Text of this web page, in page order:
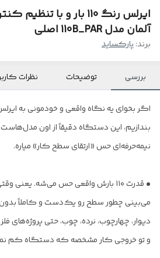
ایرلس رنگ 110 بار و با
آلمان مدل 110B_PAR اصلی
برند:پارکساید
بررسی توضیحات نظرات
بندازیم، این دستگاه دقیقاً از اون
نیمه‌حرفه‌ای حس «ارتقای سطح کار» میاره.
• قدرت ۱۱۰ بارش واقعی حس می‌شه.
می‌بینی چطور سطح رو یک‌دست و کاملاً
دیوار، چهارچوب، نرده، چوب، حتی پروژه‌های
و تو خروجی کار مشخصه که دستگاه کم